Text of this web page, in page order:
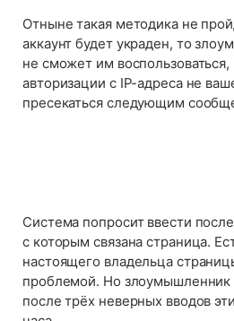
Отныне такая методика не
аккаунт будет украден, то
не сможет им
авторизации с IP-адреса не
пресекаться следующим
Система попросит ввести
с которым связана страница.
настоящего владельца
проблемой. Но злоумышленник
после трёх неверных вводов